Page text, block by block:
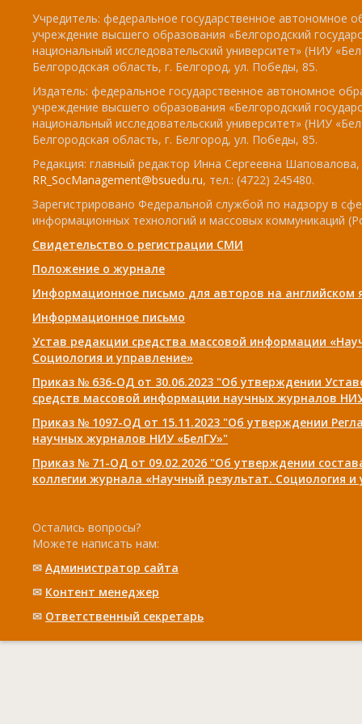
Учредитель: федеральное государственное автономное
учреждение высшего образования «Белгородский
национальный исследовательский университет» (НИУ
Белгородская область, г. Белгород, ул. Победы, 85.
Издатель: федеральное государственное автономное
учреждение высшего образования «Белгородский
национальный исследовательский университет» (НИУ
Белгородская область, г. Белгород, ул. Победы, 85.
Редакция: главный редактор Инна Сергеевна
RR_SocManagement@bsuedu.ru, тел.: (4722) 245480.
Зарегистрировано Федеральной службой по надзору в
информационных технологий и массовых коммуникаций
Свидетельство о регистрации СМИ
Положение о журнале
Информационное письмо для авторов на английском
Информационное письмо
Устав редакции средства массовой информации
Социология и управление»
Приказ № 636-ОД от 30.06.2023 "Об утверждении
средств массовой информации научных журналов
Приказ № 1097-ОД от 15.11.2023 "Об утверждении
научных журналов НИУ «БелГУ»"
Приказ № 71-ОД от 09.02.2026 "Об утверждении
коллегии журнала «Научный результат. Социология и
Остались вопросы?
Можете написать нам:
✉ Администратор сайта
✉ Контент менеджер
✉ Ответственный cекретарь